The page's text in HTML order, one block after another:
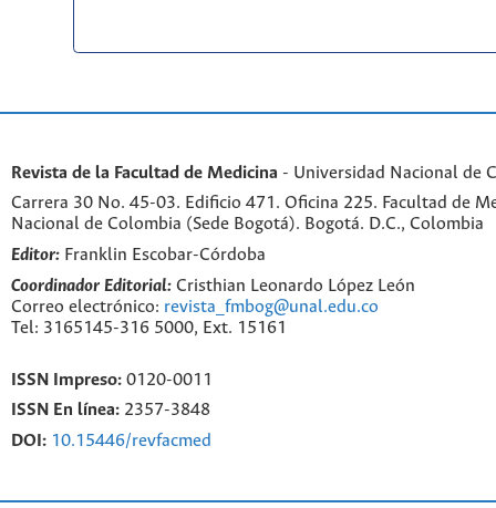
Revista de la Facultad de Medicina - Universidad Nacional de
Carrera 30 No. 45-03. Edificio 471. Oficina 225. Facultad de
Nacional de Colombia (Sede Bogotá). Bogotá. D.C., Colombia
Editor: Franklin Escobar-Córdoba
Coordinador Editorial: Cristhian Leonardo López León
Correo electrónico: revista_fmbog@unal.edu.co
Tel: 3165145-316 5000, Ext. 15161
ISSN Impreso: 0120-0011
ISSN En línea: 2357-3848
DOI: 10.15446/revfacmed